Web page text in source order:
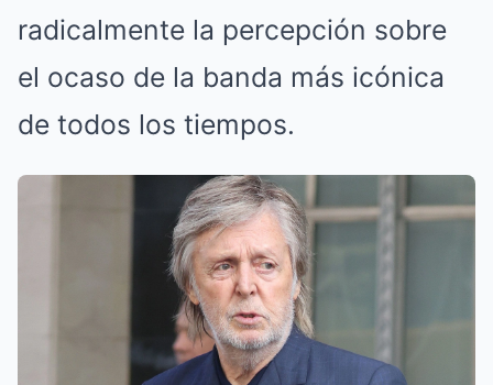
radicalmente la percepción sobre
el ocaso de la banda más icónica
de todos los tiempos.